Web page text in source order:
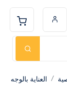
العناية بالوجه